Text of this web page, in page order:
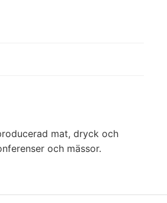
mat, dryck och
och mässor.